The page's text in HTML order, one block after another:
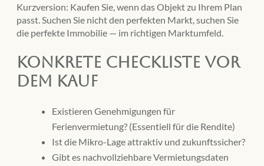
Kurzversion: Kaufen Sie, wenn das Objekt zu Ihrem Plan
passt. Suchen Sie nicht den perfekten Markt, suchen Sie
die perfekte Immobilie — im richtigen Marktumfeld.
Konkrete Checkliste vor
dem Kauf
Existieren Genehmigungen für
Ferienvermietung? (Essentiell für die Rendite)
Ist die Mikro-Lage attraktiv und zukunftssicher?
Gibt es nachvollziehbare Vermietungsdaten